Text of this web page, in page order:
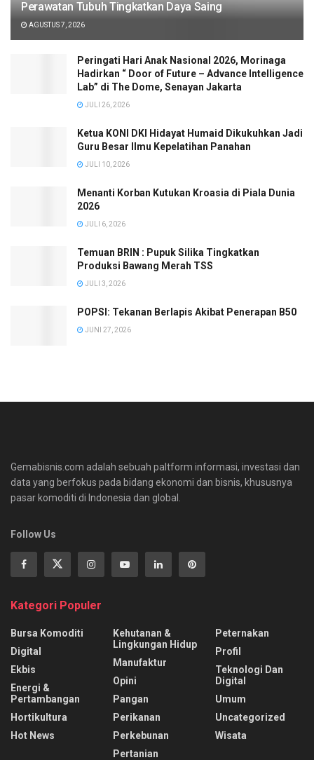
Perawatan Tubuh Tingkatkan Daya Saing
AGUSTUS 7, 2026
Peringati Hari Anak Nasional 2026, Morinaga
Hadirkan “ Door of Future – Advance Intelligence
Lab” di The Dome, Senayan Jakarta
JULI 26, 2026
Ketua KONI DKI Hidayat Humaid Dikukuhkan Jadi
Guru Besar Ilmu Kepelatihan Panahan
JULI 10, 2026
Menanti Korban Kutukan Kroasia di Piala Dunia
2026
JULI 6, 2026
Temuan BRIN : Pupuk Silika Tingkatkan
Produksi Bawang Merah TSS
JULI 3, 2026
POPSI: Tekanan Berlapis Akibat Penerapan B50
JUNI 27, 2026
Gemabisnis.com adalah sebuah paltform informasi, investasi dan
data yang berfokus pada bidang ekonomi dan bisnis, khususnya
pasar komoditi di Indonesia dan global.
Follow Us
Kategori Populer
Bursa Komoditi
Digital
Ekbis
Energi &
Pertambangan
Hortikultura
Hot News
Kehutanan &
Lingkungan Hidup
Manufaktur
Opini
Pangan
Perikanan
Perkebunan
Pertanian
Peternakan
Profil
Teknologi Dan
Digital
Umum
Uncategorized
Wisata